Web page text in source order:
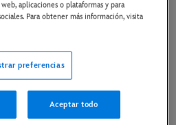
DISPONIBLE
2024-Deadpool y Lobezno
los países donde se ha
la segunda mejor apertura en
aplicaciones o plataformas y para
Para obtener más información, visita
preferencias
Aceptar todo